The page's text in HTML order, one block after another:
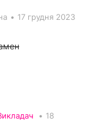
• 17 грудня 2023
• 18